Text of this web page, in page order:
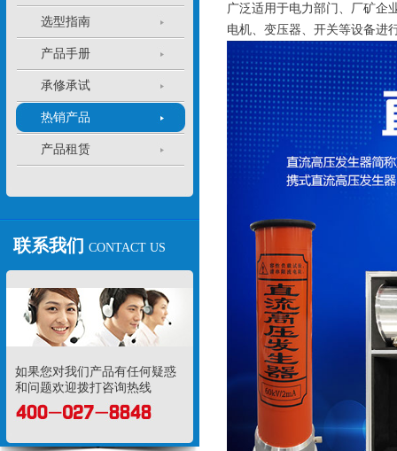
选型指南
产品手册
承修承试
热销产品
产品租赁
联系我们 CONTACT US
如果您对我们产品有任何疑惑
和问题欢迎拨打咨询热线
广泛适用于电力部门、厂矿企
电机、变压器、开关等设备进